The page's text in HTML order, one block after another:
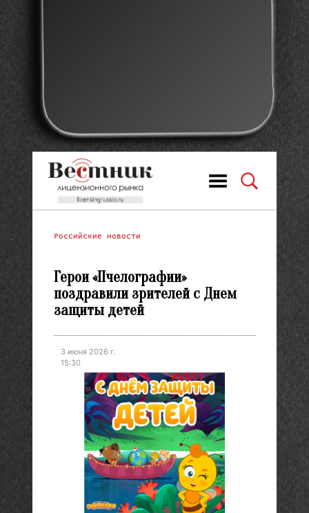
Российские новости
Герои «Пчелографии»
поздравили зрителей с Днем
защиты детей
3 июня 2026 г.
15:30